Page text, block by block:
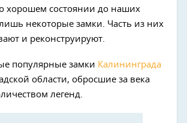
хорошем состоянии до наших
некоторые замки. Часть из них
и реконструируют.
популярные замки Калининграда
области, обросшие за века
легенд.